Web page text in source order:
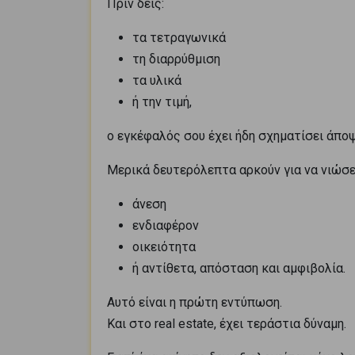
Πριν δεις:
τα τετραγωνικά
τη διαρρύθμιση
τα υλικά
ή την τιμή,
ο εγκέφαλός σου έχει ήδη σχηματίσει
Μερικά δευτερόλεπτα αρκούν για να
άνεση
ενδιαφέρον
οικειότητα
ή αντίθετα, απόσταση και αμφιβολία.
Αυτό είναι η πρώτη εντύπωση.
Και στο real estate, έχει τεράστια δύναμη.